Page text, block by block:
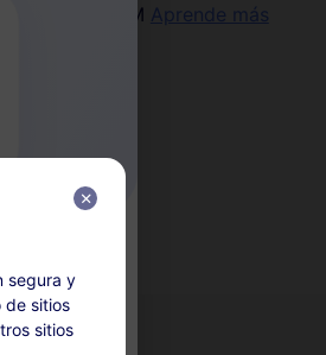
activar tu eSIM Aprende más
segura y
de sitios
sitios